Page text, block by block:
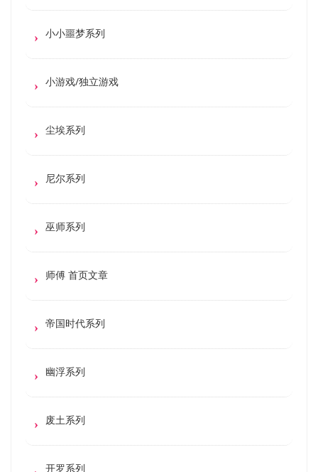
小小噩梦系列
小游戏/独立游戏
尘埃系列
尼尔系列
巫师系列
师傅 首页文章
帝国时代系列
幽浮系列
废土系列
开罗系列